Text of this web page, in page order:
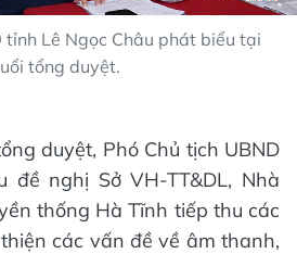
tỉnh Lê Ngọc Châu phát biểu tại
tổng duyệt.
duyệt, Phó Chủ tịch UBND
đề nghị Sở VH-TT&DL, Nhà
thống Hà Tĩnh tiếp thu các
các vấn đề về âm thanh,